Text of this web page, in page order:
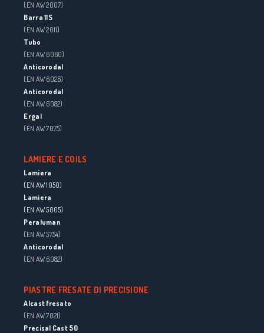
(EN AW 2007)
Barra 11S
(EN AW 2011)
Tubo
(EN AW 6060)
Anticorodal
(EN AW 6026)
Anticorodal
(EN AW 6082)
Ergal
(EN AW 7075)
LAMIERE E COILS
Lamiera
(EN AW 1050)
Lamiera
(EN AW 5005)
Peraluman
(EN AW 5754)
Anticorodal
(EN AW 6082)
PIASTRE FRESATE DI PRECISIONE
Alcast fresato
(EN AW 7021)
Precisal Cast 50